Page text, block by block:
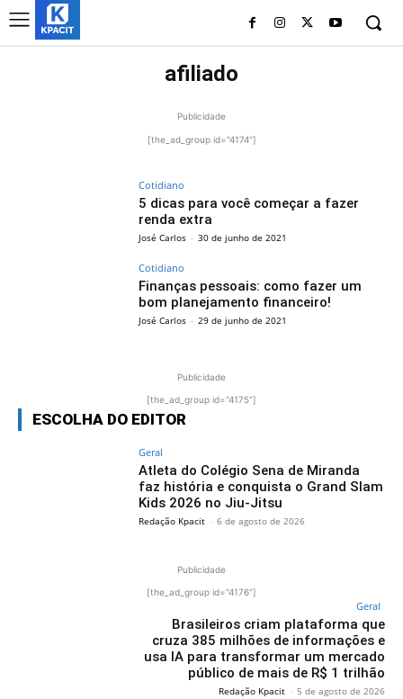
afiliado
Publicidade
[the_ad_group id="4174"]
Cotidiano
5 dicas para você começar a fazer
renda extra
José Carlos - 30 de junho de 2021
Cotidiano
Finanças pessoais: como fazer um
bom planejamento financeiro!
José Carlos - 29 de junho de 2021
Publicidade
[the_ad_group id="4175"]
ESCOLHA DO EDITOR
Geral
Atleta do Colégio Sena de Miranda
faz história e conquista o Grand Slam
Kids 2026 no Jiu-Jitsu
Redação Kpacit - 6 de agosto de 2026
Publicidade
[the_ad_group id="4176"]
Geral
Brasileiros criam plataforma que
cruza 385 milhões de informações e
usa IA para transformar um mercado
público de mais de R$ 1 trilhão
Redação Kpacit - 5 de agosto de 2026